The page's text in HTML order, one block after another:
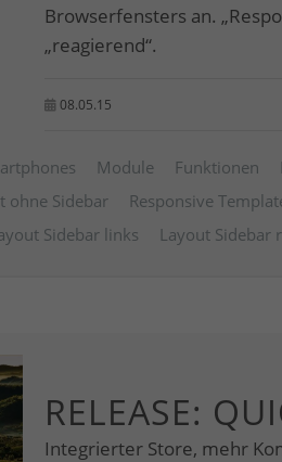
Browserfensters an.
„reagierend“.
08.05.15
Module Funktionen
ohne Sidebar Responsive
Sidebar links Layout Sidebar
RELEASE:
Integrierter Store, mehr